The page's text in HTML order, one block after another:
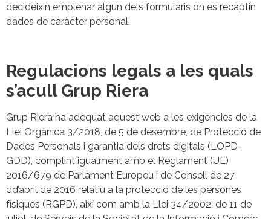
decideixin emplenar algun dels formularis on es recaptin
dades de caràcter personal.
Regulacions legals a les quals
s’acull Grup Riera
Grup Riera ha adequat aquest web a les exigències de la
Llei Orgànica 3/2018, de 5 de desembre, de Protecció de
Dades Personals i garantia dels drets digitals (LOPD-
GDD), complint igualment amb el Reglament (UE)
2016/679 de Parlament Europeu i de Consell de 27
dd’abril de 2016 relatiu a la protecció de les persones
físiques (RGPD), així com amb la Llei 34/2002, de 11 de